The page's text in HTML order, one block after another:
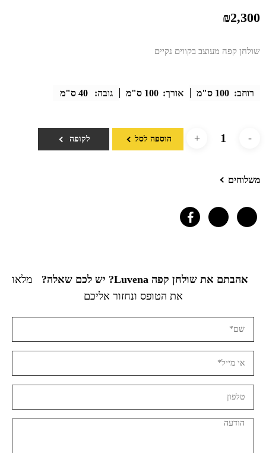
₪2,300
שולחן קפה מעוצב בקווים נקיים
רוחב: 100 ס"מ אורך: 100 ס"מ גובה: 40 ס"מ
הוספה לסל לקופה
משלוחים
אהבתם את שולחן קפה Luvena? יש לכם שאלה?
מלאו
את הטופס ונחזור אליכם